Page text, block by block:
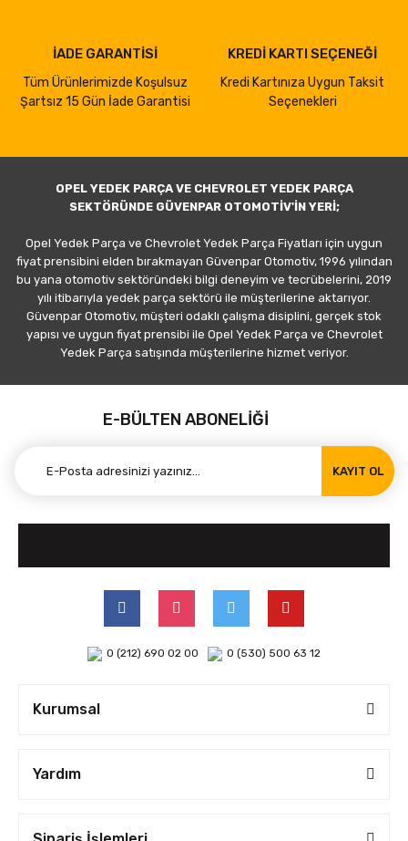
İADE GARANTİSİ
Tüm Ürünlerimizde Koşulsuz
Şartsız 15 Gün İade Garantisi
KREDİ KARTI SEÇENEĞİ
Kredi Kartınıza Uygun Taksit
Seçenekleri
OPEL YEDEK PARÇA VE CHEVROLET YEDEK PARÇA
SEKTÖRÜNDE GÜVENPAR OTOMOTİV'İN YERİ;
Opel Yedek Parça ve Chevrolet Yedek Parça Fiyatları için uygun
fiyat prensibini elden bırakmayan Güvenpar Otomotiv, 1996 yılından
bu yana otomotiv sektöründeki bilgi deneyim ve tecrübelerini, 2019
yılı itibarıyla yedek parça sektörü ile müşterilerine aktarıyor.
Güvenpar Otomotiv, müşteri odaklı çalışma disiplini, gerçek stok
yapısı ve uygun fiyat prensibi ile Opel Yedek Parça ve Chevrolet
Yedek Parça satışında müşterilerine hizmet veriyor.
E-BÜLTEN ABONELİĞİ
KAYIT OL
0 (212) 690 02 00 0 (530) 500 63 12
Kurumsal
Yardım